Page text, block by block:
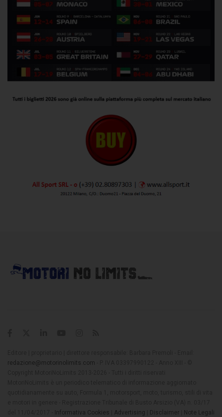
redazione@motorinolimits.com
Informativa Cookies Advertising Disclaimer Note Legali